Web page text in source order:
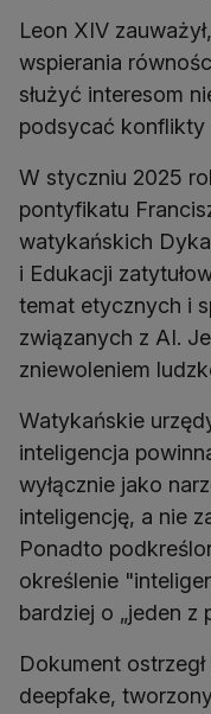
Leon XIV
wspierania
służyć interesom
podsycać konflikty
W styczniu 2025
pontyfikatu
watykańskich
i Edukacji
temat etycznych i
związanych z AI.
zniewoleniem
Watykańskie
inteligencja
wyłącznie jako
inteligencję, a nie
Ponadto
określenie
bardziej o „jeden z
Dokument
deepfake,